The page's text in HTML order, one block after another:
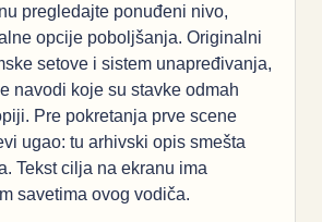
pregledajte ponuđeni nivo,
opcije poboljšanja. Originalni
setove i sistem unapređivanja,
navodi koje su stavke odmah
Pre pokretanja prve scene
ugao: tu arhivski opis smešta
Tekst cilja na ekranu ima
savetima ovog vodiča.